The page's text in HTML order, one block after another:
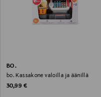
BO.
bo. Kassakone valoilla ja äänillä
Original Price
30,99 €